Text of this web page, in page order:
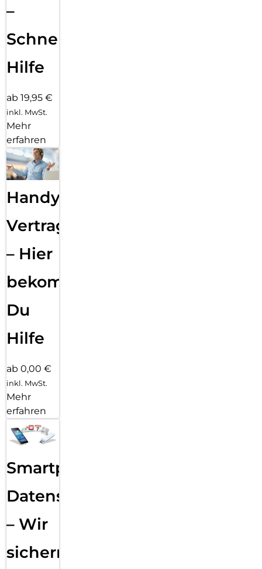
–
Schnelle
Hilfe
ab 19,95 €
inkl. MwSt.
Mehr
erfahren
Handy
Vertragsabwicklung
– Hier
bekommst
Du
Hilfe
ab 0,00 €
inkl. MwSt.
Mehr
erfahren
Smartphone
Datensicherung
– Wir
sichern